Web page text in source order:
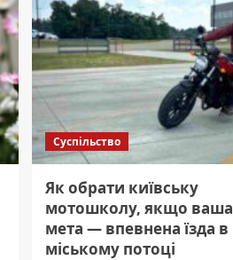
Суспільство
Як обрати київську
мотошколу, якщо ваша
мета — впевнена їзда в
міському потоці